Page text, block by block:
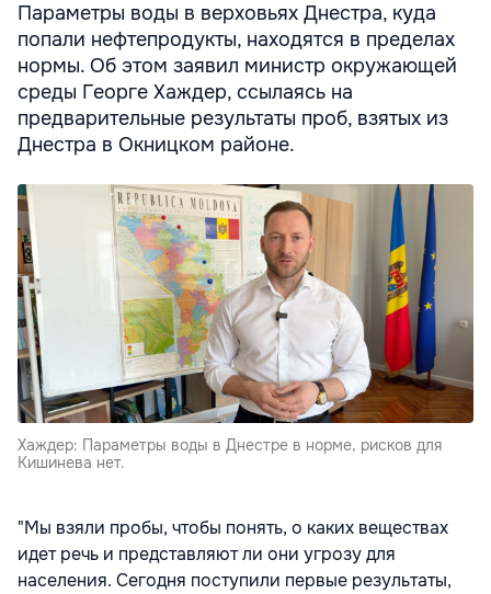
Параметры воды в верховьях Днестра, куда
попали нефтепродукты, находятся в пределах
нормы. Об этом заявил министр окружающей
среды Георге Хаждер, ссылаясь на
предварительные результаты проб, взятых из
Днестра в Окницком районе.
Хаждер: Параметры воды в Днестре в норме, рисков для
Кишинева нет.
"Мы взяли пробы, чтобы понять, о каких веществах
идет речь и представляют ли они угрозу для
населения. Сегодня поступили первые результаты,